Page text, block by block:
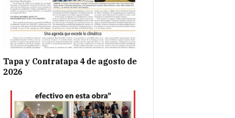
Tapa y Contratapa 4 de agosto de
2026